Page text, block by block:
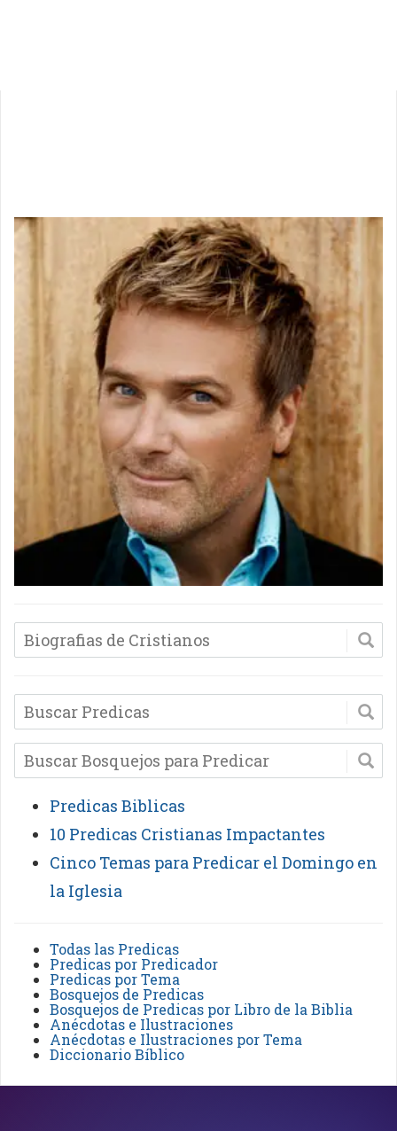
Predicas Biblicas
10 Predicas Cristianas Impactantes
Cinco Temas para Predicar el Domingo en
la Iglesia
Todas las Predicas
Predicas por Predicador
Predicas por Tema
Bosquejos de Predicas
Bosquejos de Predicas por Libro de la Biblia
Anécdotas e Ilustraciones
Anécdotas e Ilustraciones por Tema
Diccionario Bíblico